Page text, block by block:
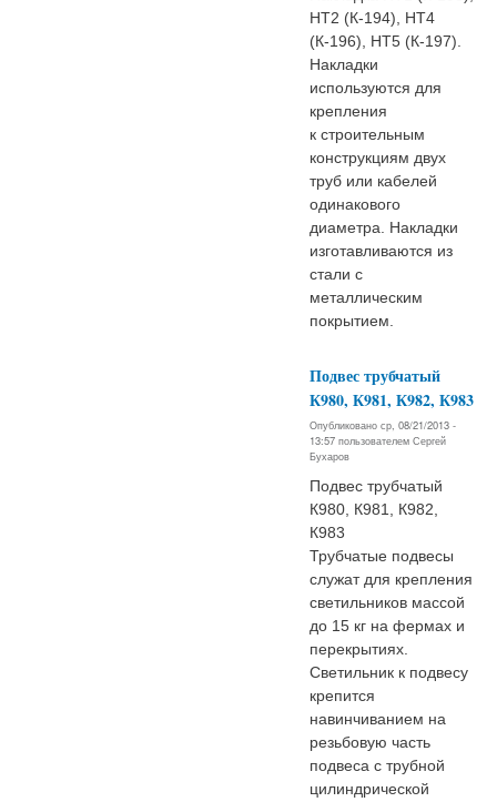
НТ2 (К-194), НТ4
(К-196), НТ5 (К-197).
Накладки
используются для
крепления
к строительным
конструкциям двух
труб или кабелей
одинакового
диаметра. Накладки
изготавливаются из
стали с
металлическим
покрытием.
Подвес трубчатый
К980, К981, К982, К983
Опубликовано ср, 08/21/2013 -
13:57 пользователем Сергей
Бухаров
Подвес трубчатый
К980, К981, К982,
К983
Трубчатые подвесы
служат для крепления
светильников массой
до 15 кг на фермах и
перекрытиях.
Светильник к подвесу
крепится
навинчиванием на
резьбовую часть
подвеса с трубной
цилиндрической